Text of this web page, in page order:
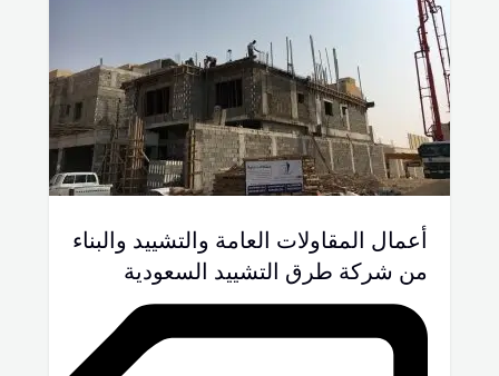
أعمال المقاولات العامة والتشييد والبناء
من شركة طرق التشييد السعودية